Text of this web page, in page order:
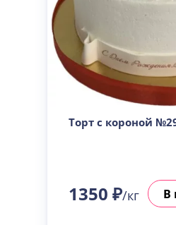
Торт с короной
1350 ₽/кг В